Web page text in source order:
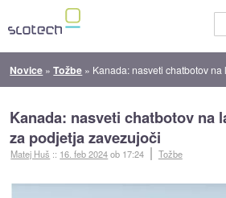
Novice »Tožbe » Kanada: nasveti chatbotov na
Kanada: nasveti chatbotov na
za podjetja zavezujoči
Matej Huš :: 16. feb 2024ob 17:24 Tožbe